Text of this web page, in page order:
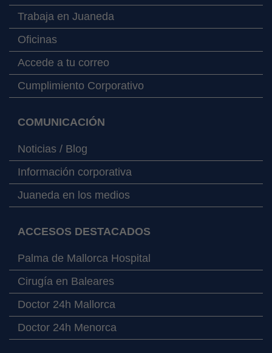
Trabaja en Juaneda
Oficinas
Accede a tu correo
Cumplimiento Corporativo
COMUNICACIÓN
Noticias / Blog
Información corporativa
Juaneda en los medios
ACCESOS DESTACADOS
Palma de Mallorca Hospital
Cirugía en Baleares
Doctor 24h Mallorca
Doctor 24h Menorca